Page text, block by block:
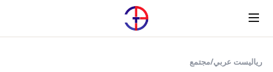
Menu
رياليست عربي/مجتمع